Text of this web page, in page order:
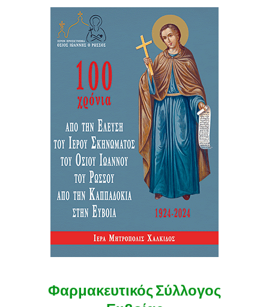
Φαρμακευτικός Σύλλογος